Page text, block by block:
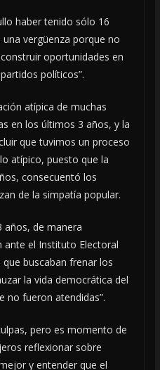
haber tenido sólo 16
vergüenza porque no
oportunidades en
políticos”.
atípica de muchas
en los últimos 3 años, y la
que tuvimos un proceso
atípico, puesto que la
consecuentó los
de la simpatía popular.
años, de manera
ante el Instituto Electoral
buscaban frenar los
la vida democrática del
no fueron atendidas”.
pero es momento de
reflexionar sobre
y entender que el